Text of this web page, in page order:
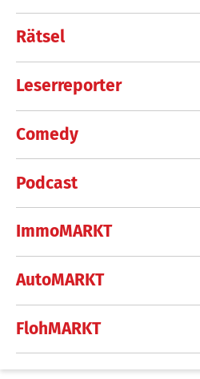
Rätsel
Leserreporter
Comedy
Podcast
ImmoMARKT
AutoMARKT
FlohMARKT